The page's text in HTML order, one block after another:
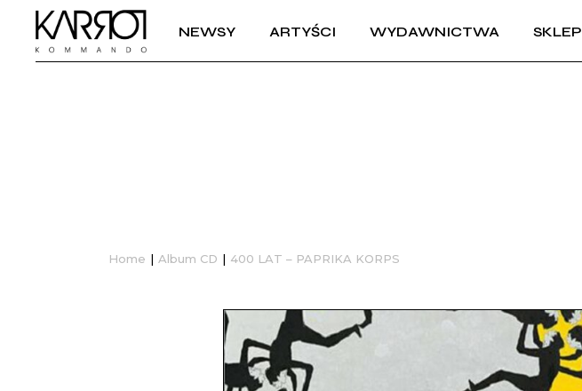
NEWSY ARTYŚCI WYDAWNICTWA SKLEP
Home Album CD 400 LAT – PAPRIKA KORPS